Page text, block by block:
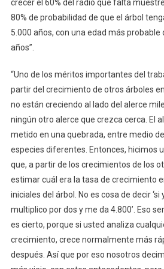
crecer el 60% del radio que falta
80% de probabilidad de que el árbol
5.000 años, con una edad más probable
años”.
“Uno de los méritos importantes del
partir del crecimiento de otros árboles
no están creciendo al lado del alerce
ningún otro alerce que crezca cerca. El
metido en una quebrada, entre medio
especies diferentes. Entonces, hicimos
que, a partir de los crecimientos de los
estimar cuál era la tasa de crecimiento
iniciales del árbol. No es cosa de decir ‘si
multiplico por dos y me da 4.800’. Eso
es cierto, porque si usted analiza
crecimiento, crece normalmente más
después. Así que por eso nosotros